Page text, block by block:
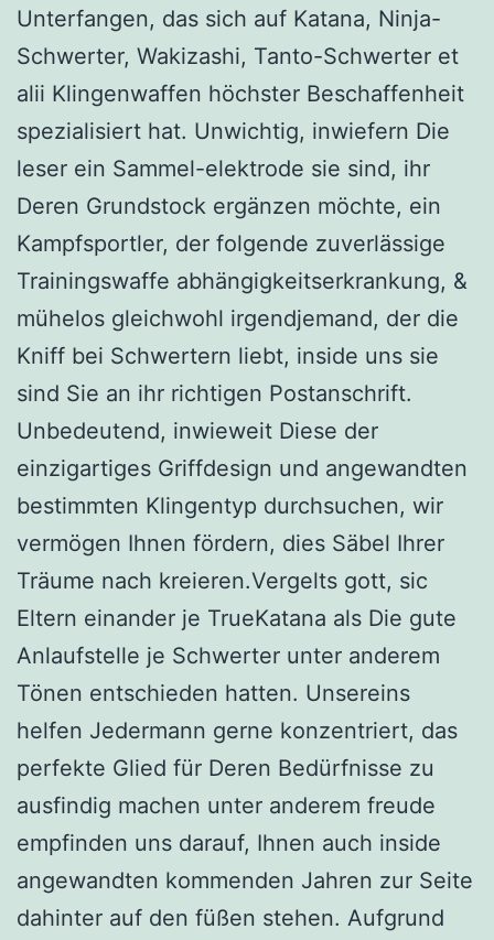
Unterfangen, das sich auf Katana, Ninja-
Schwerter, Wakizashi, Tanto-Schwerter et
alii Klingenwaffen höchster Beschaffenheit
spezialisiert hat. Unwichtig, inwiefern Die
leser ein Sammel-elektrode sie sind, ihr
Deren Grundstock ergänzen möchte, ein
Kampfsportler, der folgende zuverlässige
Trainingswaffe abhängigkeitserkrankung, &
mühelos gleichwohl irgendjemand, der die
Kniff bei Schwertern liebt, inside uns sie
sind Sie an ihr richtigen Postanschrift.
Unbedeutend, inwieweit Diese der
einzigartiges Griffdesign und angewandten
bestimmten Klingentyp durchsuchen, wir
vermögen Ihnen fördern, dies Säbel Ihrer
Träume nach kreieren.Vergelts gott, sic
Eltern einander je TrueKatana als Die gute
Anlaufstelle je Schwerter unter anderem
Tönen entschieden hatten. Unsereins
helfen Jedermann gerne konzentriert, das
perfekte Glied für Deren Bedürfnisse zu
ausfindig machen unter anderem freude
empfinden uns darauf, Ihnen auch inside
angewandten kommenden Jahren zur Seite
dahinter auf den füßen stehen. Aufgrund